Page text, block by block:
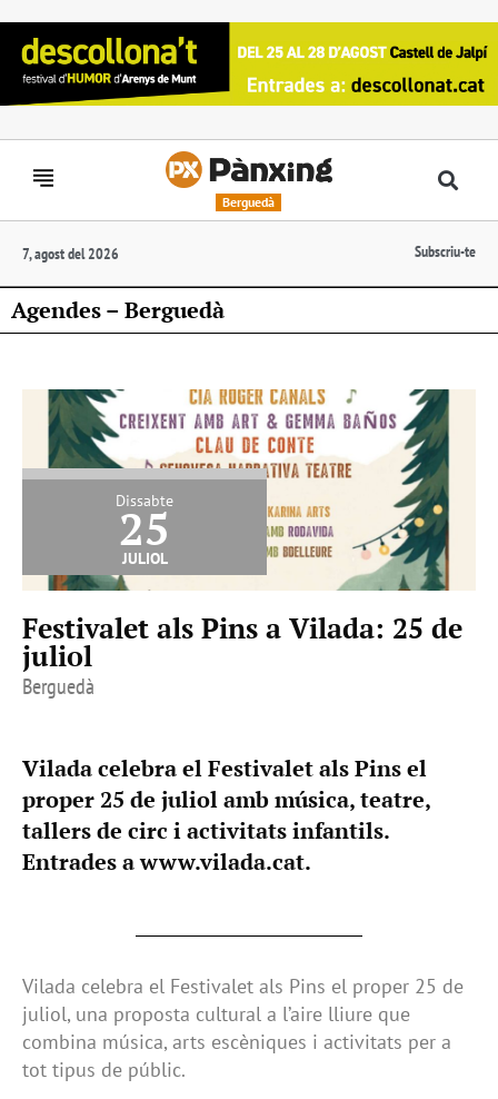
Berguedà
7, agost del 2026 Subscriu-te
Agendes – Berguedà
Dissabte
25
juliol
Festivalet als Pins a Vilada: 25 de
juliol
Berguedà
Vilada celebra el Festivalet als Pins el
proper 25 de juliol amb música, teatre,
tallers de circ i activitats infantils.
Entrades a www.vilada.cat.
Vilada celebra el Festivalet als Pins el proper 25 de
juliol, una proposta cultural a l’aire lliure que
combina música, arts escèniques i activitats per a
tot tipus de públic.